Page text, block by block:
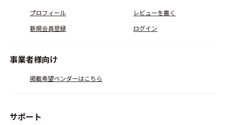
プロフィール
レビューを書く
新規会員登録
ログイン
事業者様向け
掲載希望ベンダーはこちら
サポート